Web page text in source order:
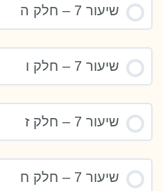
שיעור 7 – חלק ה
שיעור 7 – חלק ו
שיעור 7 – חלק ז
שיעור 7 – חלק ח